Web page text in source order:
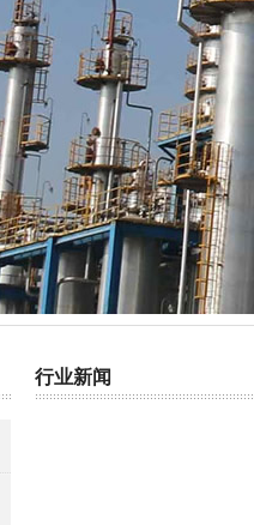
二阀组 三阀组 气源球阀
行业新闻